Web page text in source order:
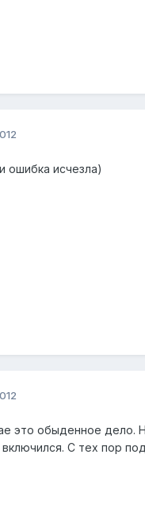
ошибка исчезла)
это обыденное дело.
включился. С тех пор